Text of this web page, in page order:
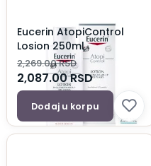
Eucerin AtopiControl
Losion 250ml
2,269.00RSD
2,087.00RSD
Dodaj u korpu